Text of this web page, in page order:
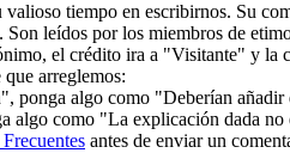
tiempo en escribirnos. Su
leídos por los miembros de
el crédito ira a "Visitante" y la
arreglemos:
ponga algo como "Deberían
algo como "La explicación dada
antes de enviar un